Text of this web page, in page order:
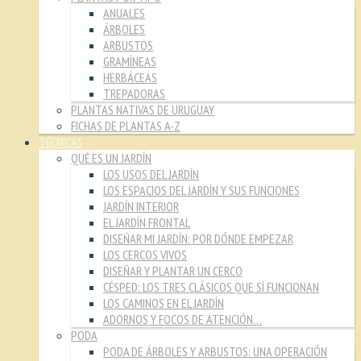
ANUALES
ÁRBOLES
ARBUSTOS
GRAMÍNEAS
HERBÁCEAS
TREPADORAS
PLANTAS NATIVAS DE URUGUAY
FICHAS DE PLANTAS A-Z
TÉCNICAS
QUÉ ES UN JARDÍN
LOS USOS DEL JARDÍN
LOS ESPACIOS DEL JARDÍN Y SUS FUNCIONES
JARDÍN INTERIOR
EL JARDÍN FRONTAL
DISEÑAR MI JARDÍN: POR DÓNDE EMPEZAR
LOS CERCOS VIVOS
DISEÑAR Y PLANTAR UN CERCO
CÉSPED: LOS TRES CLÁSICOS QUE SÍ FUNCIONAN
LOS CAMINOS EN EL JARDÍN
ADORNOS Y FOCOS DE ATENCIÓN…
PODA
PODA DE ÁRBOLES Y ARBUSTOS: UNA OPERACIÓN